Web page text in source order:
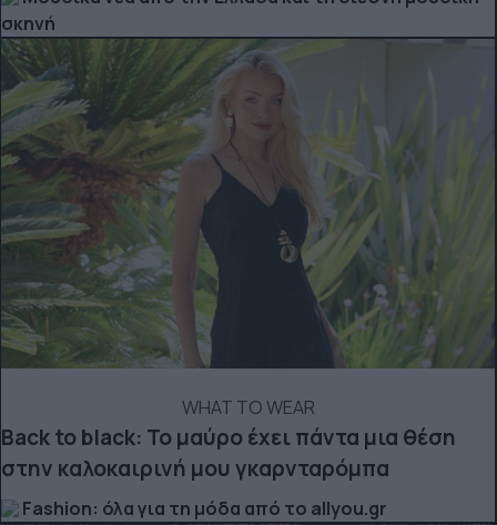
σκηνή
WHAT TO WEAR
Back to black: Το μαύρο έχει πάντα μια θέση
στην καλοκαιρινή μου γκαρνταρόμπα
Fashion: όλα για τη μόδα από το allyou.gr